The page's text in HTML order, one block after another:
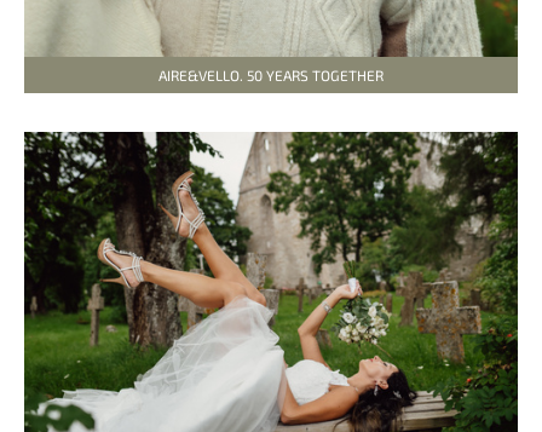
AIRE&VELLO. 50 YEARS TOGETHER